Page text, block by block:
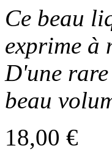
Ce beau
exprime à
D'une
beau
18,00 €